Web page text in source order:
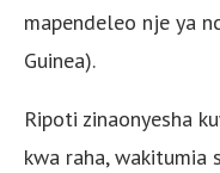
mapendeleo nje ya
Guinea).
Ripoti zinaonyesha
kwa raha, wakitumia